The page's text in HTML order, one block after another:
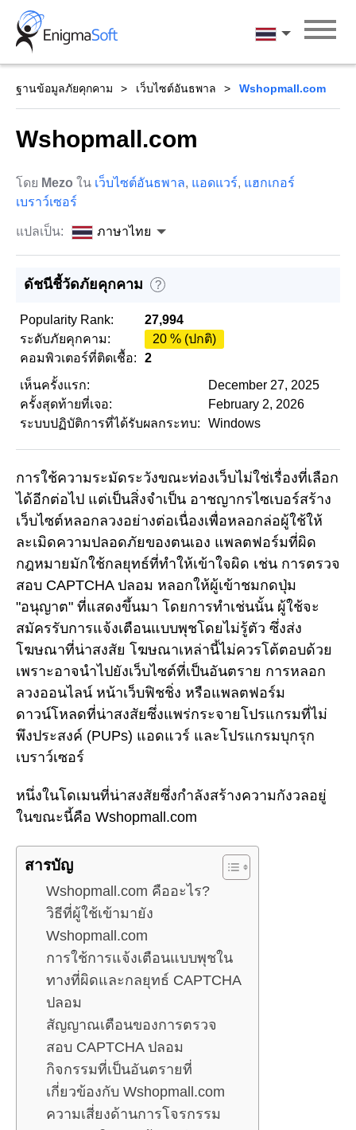
Skip
content
ภาษาไทย
ฐานข้อมูลภัยคุกคาม เว็บไซต์อันธพาล Wshopmall.com
Wshopmall.com
โดย Mezo ใน เว็บไซต์อันธพาล, แอดแวร์, แฮกเกอร์
เบราว์เซอร์
แปลเป็น: ภาษาไทย
ดัชนีชี้วัดภัยคุกคาม ?
Popularity Rank:
27,994
ระดับภัยคุกคาม:
20 % (ปกติ)
คอมพิวเตอร์ที่ติดเชื้อ:
2
เห็นครั้งแรก:
December 27, 2025
ครั้งสุดท้ายที่เจอ:
February 2, 2026
ระบบปฏิบัติการที่ได้รับผลกระทบ:
Windows
การใช้ความระมัดระวังขณะท่องเว็บไม่ใช่เรื่องที่เลือก
ได้อีกต่อไป แต่เป็นสิ่งจำเป็น อาชญากรไซเบอร์สร้าง
เว็บไซต์หลอกลวงอย่างต่อเนื่องเพื่อหลอกล่อผู้ใช้ให้
ละเมิดความปลอดภัยของตนเอง แพลตฟอร์มที่ผิด
กฎหมายมักใช้กลยุทธ์ที่ทำให้เข้าใจผิด เช่น การตรวจ
สอบ CAPTCHA ปลอม หลอกให้ผู้เข้าชมกดปุ่ม
"อนุญาต" ที่แสดงขึ้นมา โดยการทำเช่นนั้น ผู้ใช้จะ
สมัครรับการแจ้งเตือนแบบพุชโดยไม่รู้ตัว ซึ่งส่ง
โฆษณาที่น่าสงสัย โฆษณาเหล่านี้ไม่ควรโต้ตอบด้วย
เพราะอาจนำไปยังเว็บไซต์ที่เป็นอันตราย การหลอก
ลวงออนไลน์ หน้าเว็บฟิชชิ่ง หรือแพลตฟอร์ม
ดาวน์โหลดที่น่าสงสัยซึ่งแพร่กระจายโปรแกรมที่ไม่
พึงประสงค์ (PUPs) แอดแวร์ และโปรแกรมบุกรุก
เบราว์เซอร์
หนึ่งในโดเมนที่น่าสงสัยซึ่งกำลังสร้างความกังวลอยู่
ในขณะนี้คือ Wshopmall.com
สารบัญ
Wshopmall.com คืออะไร?
วิธีที่ผู้ใช้เข้ามายัง
Wshopmall.com
การใช้การแจ้งเตือนแบบพุชใน
ทางที่ผิดและกลยุทธ์ CAPTCHA
ปลอม
สัญญาณเตือนของการตรวจ
สอบ CAPTCHA ปลอม
กิจกรรมที่เป็นอันตรายที่
เกี่ยวข้องกับ Wshopmall.com
ความเสี่ยงด้านการโจรกรรม